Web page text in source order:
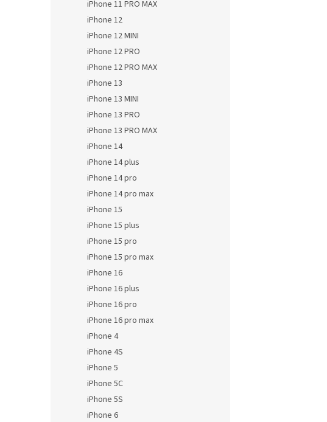
iPhone 11 PRO MAX
iPhone 12
iPhone 12 MINI
iPhone 12 PRO
iPhone 12 PRO MAX
iPhone 13
iPhone 13 MINI
iPhone 13 PRO
iPhone 13 PRO MAX
iPhone 14
iPhone 14 plus
iPhone 14 pro
iPhone 14 pro max
iPhone 15
iPhone 15 plus
iPhone 15 pro
iPhone 15 pro max
iPhone 16
iPhone 16 plus
iPhone 16 pro
iPhone 16 pro max
iPhone 4
iPhone 4S
iPhone 5
iPhone 5C
iPhone 5S
iPhone 6